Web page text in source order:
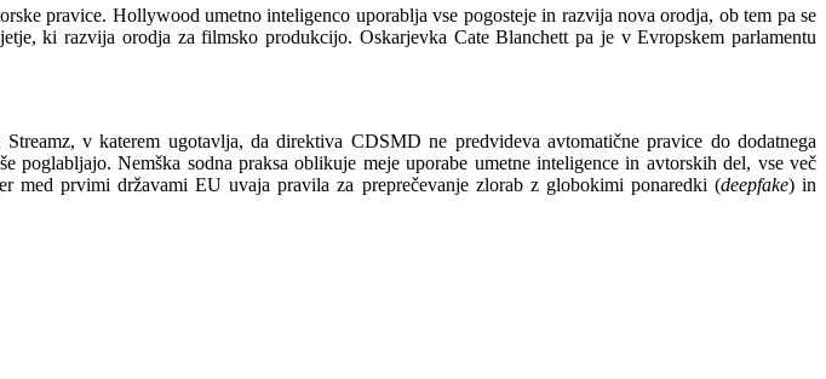
pravice. Hollywood umetno inteligenco uporablja vse pogosteje in razvija nova orodja, ob tem pa se
ki razvija orodja za filmsko produkcijo. Oskarjevka Cate Blanchett pa je v Evropskem parlamentu
v katerem ugotavlja, da direktiva CDSMD ne predvideva avtomatične pravice do dodatnega
poglabljajo. Nemška sodna praksa oblikuje meje uporabe umetne inteligence in avtorskih del, vse več
med prvimi državami EU uvaja pravila za preprečevanje zlorab z globokimi ponaredki (deepfake) in